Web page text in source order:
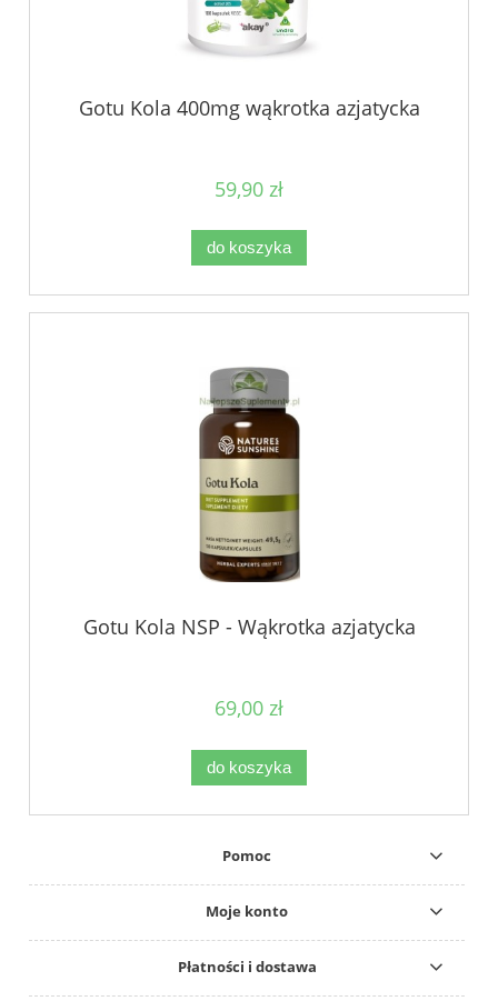
Gotu Kola 400mg wąkrotka azjatycka
59,90 zł
do koszyka
Gotu Kola NSP - Wąkrotka azjatycka
69,00 zł
do koszyka
Pomoc
Moje konto
Płatności i dostawa